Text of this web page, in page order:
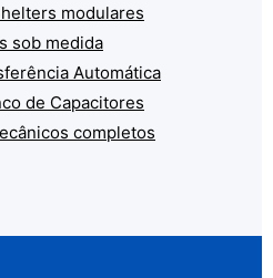
modulares
sob medida
Automática
de Capacitores
completos